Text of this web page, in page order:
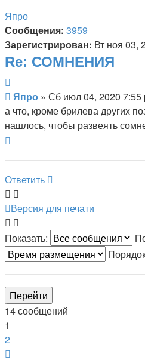
Япро
Сообщения: 3959
Зарегистрирован: Вт ноя 03,
Re: СОМНЕНИЯ
Сообщение
Япро » Сб июл 04, 2020 7:55
а что, кроме брилева других
нашлось, чтобы развеять
Ответить
Версия для печати
Показать:
14 сообщений
1
2